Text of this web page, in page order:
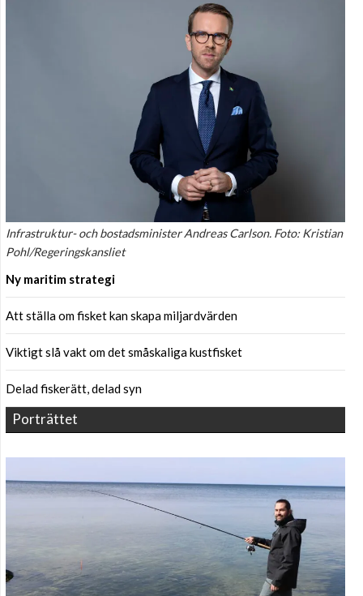
Infrastruktur- och bostadsminister Andreas Carlson. Foto: Kristian
Pohl/Regeringskansliet
Ny maritim strategi
Att ställa om fisket kan skapa miljardvärden
Viktigt slå vakt om det småskaliga kustfisket
Delad fiskerätt, delad syn
Porträttet